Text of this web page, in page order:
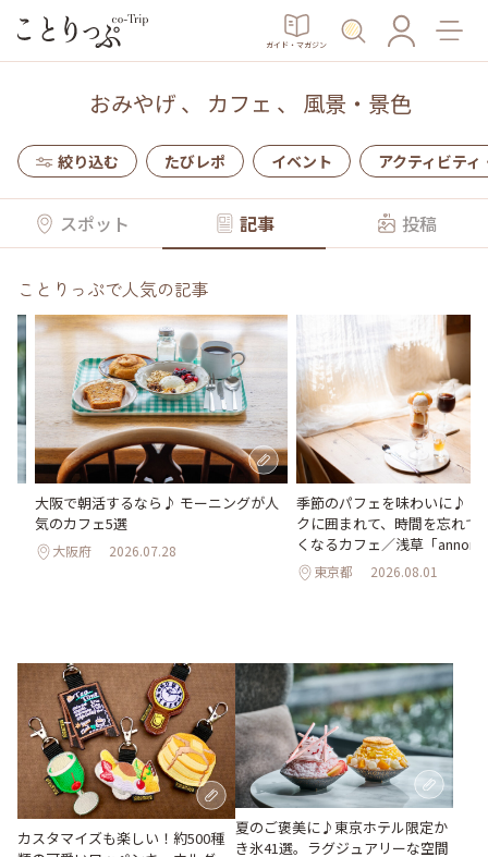
ガイド・マガジン
おみやげ 、 カフェ 、 風景・景色
絞り込む たびレポ イベント アクティビティ
スポット 記事 投稿
ことりっぷで人気の記事
大阪で朝活するなら♪ モーニングが人
気のカフェ5選
大阪府 2026.07.28
季節のパフェを味わいに♪ ア
クに囲まれて、時間を忘れて
くなるカフェ／浅草「
東京都 2026.08.01
カスタマイズも楽しい！約500種
夏のご褒美に♪東京ホテル限定か
き氷41選。ラグジュアリーな空間